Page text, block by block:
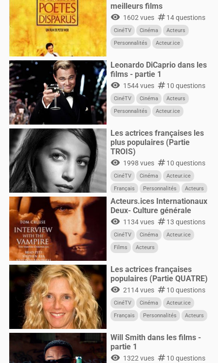
meilleurs films
visibility 1602 vues numbers14 questions
CinéTV Cinéma
Acteurs
Personnalités
Acteur.ice
Leonardo DiCaprio dans les
films - partie 1
visibility 1544 vues numbers10 questions
CinéTV Cinéma
Acteurs
Personnalités
Acteur.ice
Les actrices françaises les
plus populaires (Partie
TROIS)
visibility 1998 vues numbers10 questions
CinéTV Cinéma
Acteur.ice
Français
Personnalités
Acteurs
Femmes
Acteurs.ices Internationaux
Deux- Culture générale
visibility 1134 vues numbers13 questions
CinéTV Cinéma
Acteur.ice
Films
Acteurs
Les actrices françaises
populaires (Partie QUATRE)
visibility 2114 vues numbers10 questions
CinéTV Cinéma
Acteur.ice
Français
Personnalités
Acteurs
Will Smith dans les films -
partie 1
visibility 1322 vues numbers10 questions